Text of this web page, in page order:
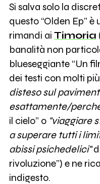
Si salva solo la
questo “Olden Ep”
rimandi ai Timoria
banalità non
blueseggiante “Un
dei testi con molti
disteso sul
esattamente/
il cielo” o "viaggiare
a superare tutti i
abissi psichedelici"
rivoluzione”) e ne
indigesto.